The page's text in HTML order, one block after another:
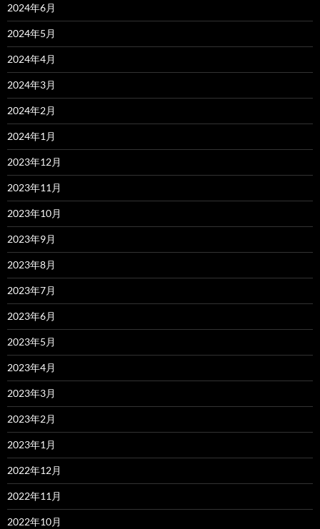
2024年6月
2024年5月
2024年4月
2024年3月
2024年2月
2024年1月
2023年12月
2023年11月
2023年10月
2023年9月
2023年8月
2023年7月
2023年6月
2023年5月
2023年4月
2023年3月
2023年2月
2023年1月
2022年12月
2022年11月
2022年10月